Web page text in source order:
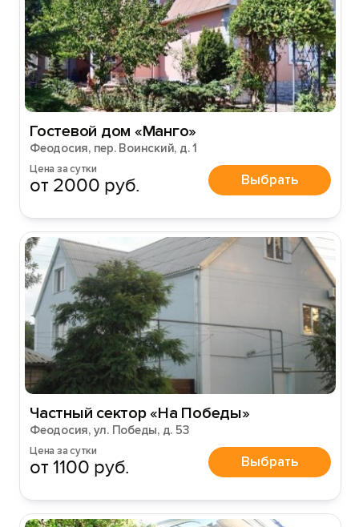
Гостевой дом «Манго»
Феодосия, пер. Воинский, д. 1
Цена за сутки
от 2000 руб. Выбрать
Частный сектор «На Победы»
Феодосия, ул. Победы, д. 53
Цена за сутки
от 1100 руб. Выбрать